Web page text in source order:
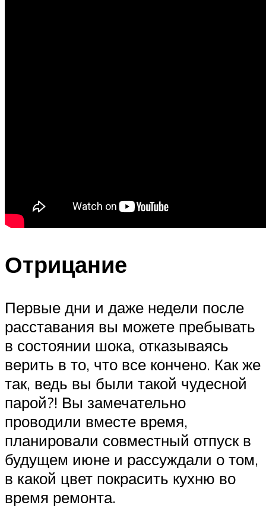
Отрицание
Первые дни и даже недели после
расставания вы можете пребывать
в состоянии шока, отказываясь
верить в то, что все кончено. Как же
так, ведь вы были такой чудесной
парой?! Вы замечательно
проводили вместе время,
планировали совместный отпуск в
будущем июне и рассуждали о том,
в какой цвет покрасить кухню во
время ремонта.